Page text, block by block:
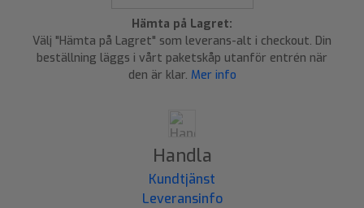
Hämta på Lagret:
Välj "Hämta på Lagret" som leverans-alt i checkout. Din
beställning läggs i vårt paketskåp utanför entrén när
den är klar. Mer info
Handla
Kundtjänst
Leveransinfo